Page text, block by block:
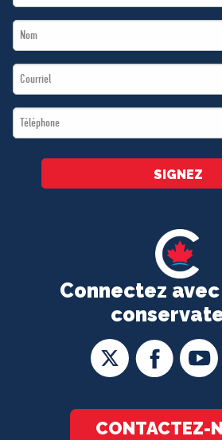
Connectez
CONTACTEZ-
Name
Last
Name
Email
*
Téléphone
*
SIGNEZ